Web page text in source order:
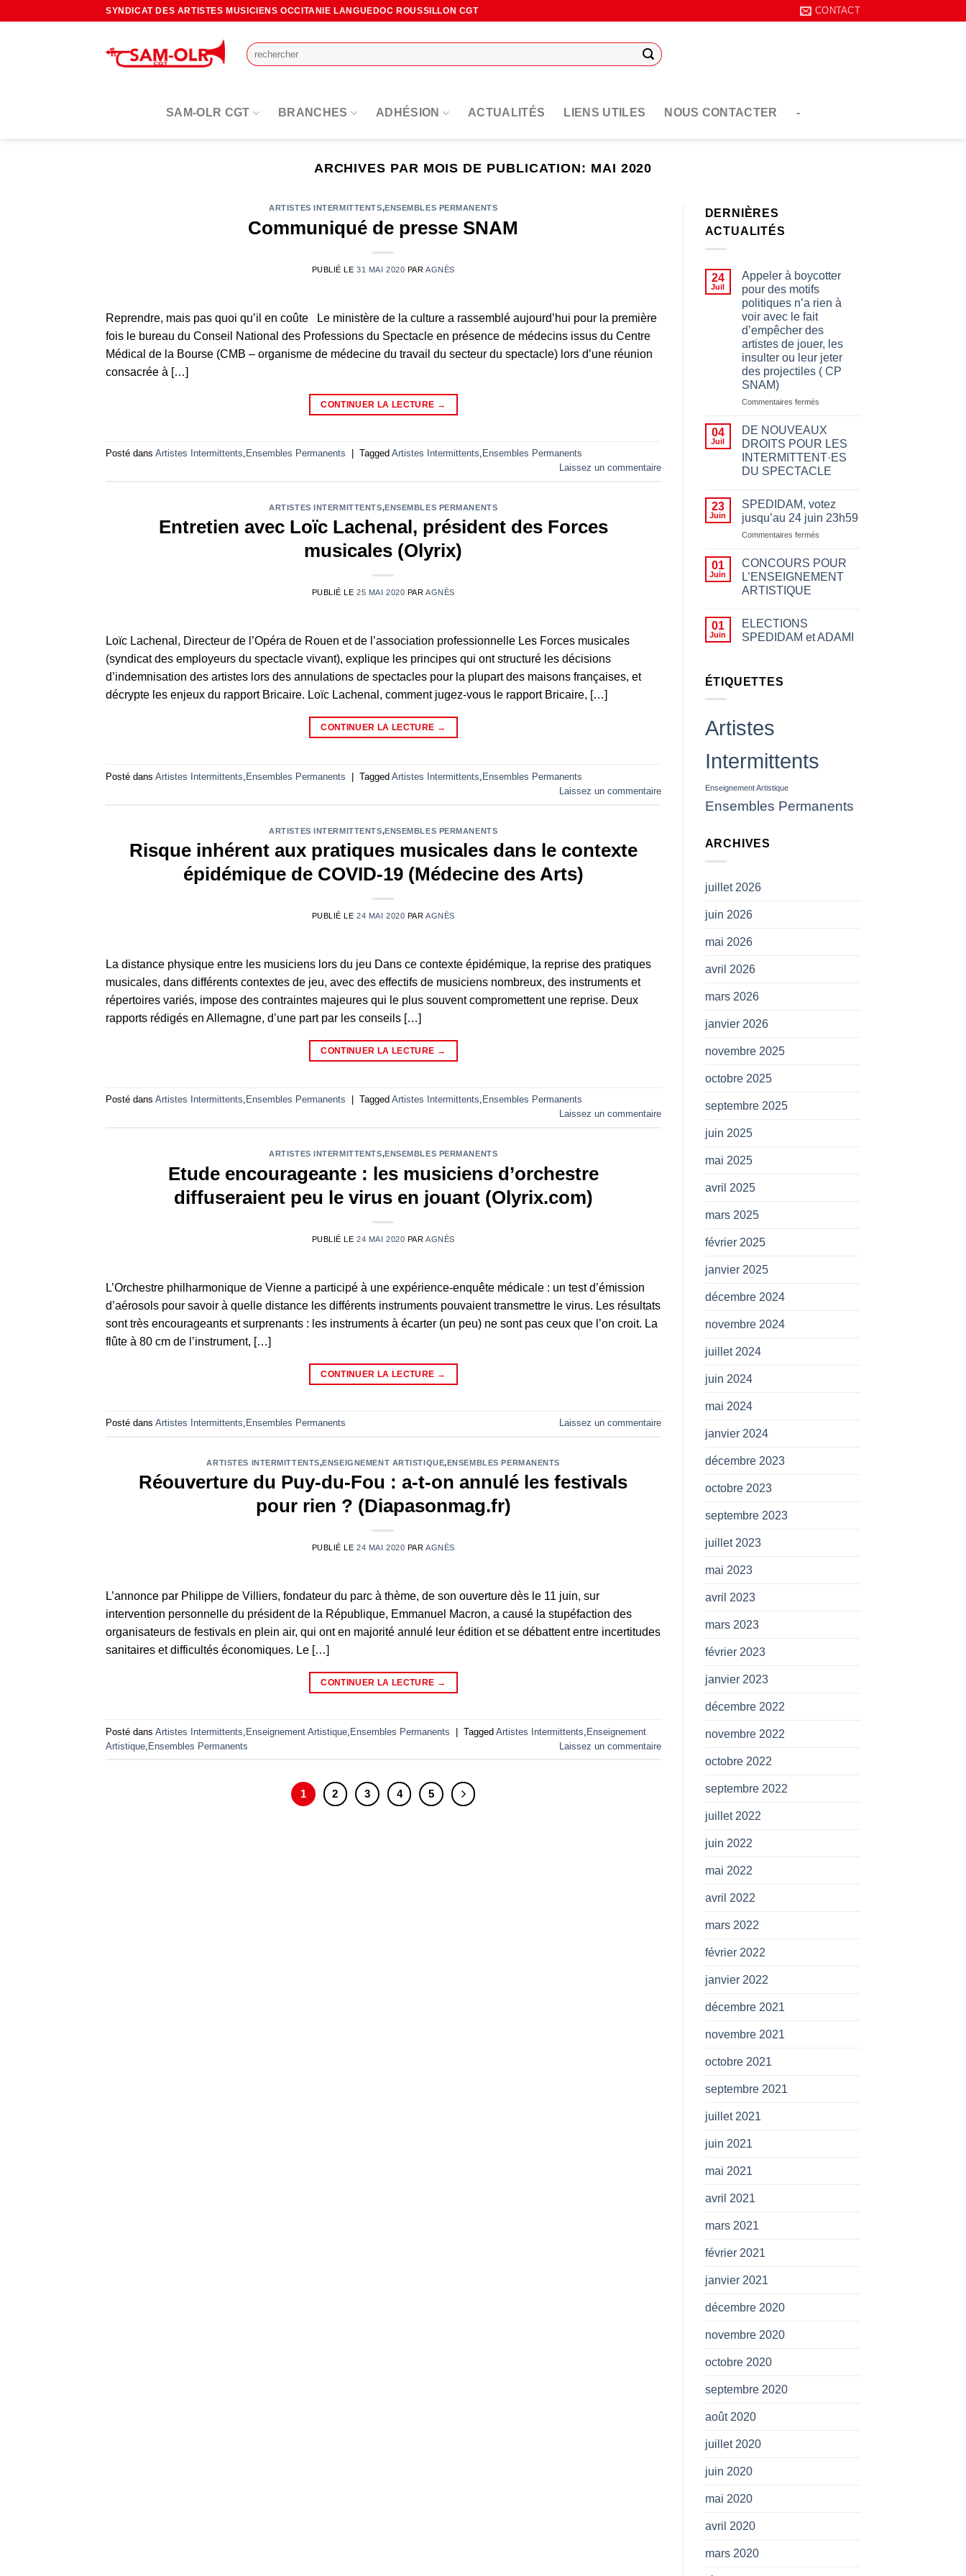
SYNDICAT DES ARTISTES MUSICIENS OCCITANIE LANGUEDOC ROUSSILLON CGT CONTACT
SAM-OLR CGT BRANCHES ADHÉSION ACTUALITÉS LIENS UTILES NOUS CONTACTER -
ARCHIVES PAR MOIS DE PUBLICATION: MAI 2020
ARTISTES INTERMITTENTS,ENSEMBLES PERMANENTS
Communiqué de presse SNAM
PUBLIÉ LE31 MAI 2020 PARAGNÈS
Reprendre, mais pas quoi qu’il en coûte Le ministère de la culture a rassemblé aujourd’hui pour la première
fois le bureau du Conseil National des Professions du Spectacle en présence de médecins issus du Centre
Médical de la Bourse (CMB – organisme de médecine du travail du secteur du spectacle) lors d’une réunion
consacrée à […]
CONTINUER LA LECTURE →
Posté dans Artistes Intermittents, Ensembles Permanents Tagged Artistes Intermittents, Ensembles Permanents
Laissez un commentaire
ARTISTES INTERMITTENTS,ENSEMBLES PERMANENTS
Entretien avec Loïc Lachenal, président des Forces
musicales (Olyrix)
PUBLIÉ LE25 MAI 2020 PARAGNÈS
Loïc Lachenal, Directeur de l’Opéra de Rouen et de l’association professionnelle Les Forces musicales
(syndicat des employeurs du spectacle vivant), explique les principes qui ont structuré les décisions
d’indemnisation des artistes lors des annulations de spectacles pour la plupart des maisons françaises, et
décrypte les enjeux du rapport Bricaire. Loïc Lachenal, comment jugez-vous le rapport Bricaire, […]
CONTINUER LA LECTURE →
Posté dans Artistes Intermittents Ensembles Permanents Tagged Artistes Intermittents Ensembles Permanents
Laissez un commentaire
ARTISTES INTERMITTENTS,ENSEMBLES PERMANENTS
Risque inhérent aux pratiques musicales dans le contexte
épidémique de COVID-19 (Médecine des Arts)
PUBLIÉ LE24 MAI 2020 PARAGNÈS
La distance physique entre les musiciens lors du jeu Dans ce contexte épidémique, la reprise des pratiques
musicales, dans différents contextes de jeu, avec des effectifs de musiciens nombreux, des instruments et
répertoires variés, impose des contraintes majeures qui le plus souvent compromettent une reprise. Deux
rapports rédigés en Allemagne, d’une part par les conseils […]
CONTINUER LA LECTURE →
Posté dans Artistes Intermittents, Ensembles Permanents Tagged Artistes Intermittents, Ensembles Permanents
Laissez un commentaire
ARTISTES INTERMITTENTS,ENSEMBLES PERMANENTS
Etude encourageante : les musiciens d’orchestre
diffuseraient peu le virus en jouant (Olyrix.com)
PUBLIÉ LE24 MAI 2020 PARAGNÈS
L’Orchestre philharmonique de Vienne a participé à une expérience-enquête médicale : un test d’émission
d’aérosols pour savoir à quelle distance les différents instruments pouvaient transmettre le virus. Les résultats
sont très encourageants​ et surprenants : les instruments à écarter (un peu) ne sont pas ceux que l’on croit. La
flûte à 80 cm de l’instrument, […]
CONTINUER LA LECTURE →
Posté dans Artistes Intermittents, Ensembles Permanents Laissez un commentaire
ARTISTES INTERMITTENTS,ENSEIGNEMENT ARTISTIQUE,ENSEMBLES PERMANENTS
Réouverture du Puy-du-Fou : a-t-on annulé les festivals
pour rien ? (Diapasonmag.fr)
PUBLIÉ LE24 MAI 2020 PARAGNÈS
L’annonce par Philippe de Villiers, fondateur du parc à thème, de son ouverture dès le 11 juin, sur
intervention personnelle du président de la République, Emmanuel Macron, a causé la stupéfaction des
organisateurs de festivals en plein air, qui ont en majorité annulé leur édition et se débattent entre incertitudes
sanitaires et difficultés économiques. Le […]
CONTINUER LA LECTURE →
Posté dans Artistes Intermittents Enseignement Artistique Ensembles Permanents Tagged Artistes Intermittents Enseignement
Artistique Ensembles Permanents Laissez un commentaire
1 2 3 4 5
DERNIÈRES
ACTUALITÉS
24
Juil
Appeler à boycotter
pour des motifs
politiques n’a rien à
voir avec le fait
d’empêcher des
artistes de jouer, les
insulter ou leur jeter
des projectiles ( CP
SNAM)
Commentaires ferméssur
à
boycotter
pour
des
motifs
n’a
rien
à
voir
le
fait
les
04
Juil
DE NOUVEAUX
DROITS POUR LES
INTERMITTENT·ES
DU SPECTACLE
23
Juin
SPEDIDAM, votez
jusqu’au 24 juin 23h59
Commentaires ferméssur
votez
jusqu’au
24
01
Juin
CONCOURS POUR
L’ENSEIGNEMENT
ARTISTIQUE
01
Juin
ELECTIONS
SPEDIDAM et ADAMI
ÉTIQUETTES
Artistes
Intermittents
Enseignement Artistique
Ensembles Permanents
ARCHIVES
juillet 2026
juin 2026
mai 2026
avril 2026
mars 2026
janvier 2026
novembre 2025
octobre 2025
septembre 2025
juin 2025
mai 2025
avril 2025
mars 2025
février 2025
janvier 2025
décembre 2024
novembre 2024
juillet 2024
juin 2024
mai 2024
janvier 2024
décembre 2023
octobre 2023
septembre 2023
juillet 2023
mai 2023
avril 2023
mars 2023
février 2023
janvier 2023
décembre 2022
novembre 2022
octobre 2022
septembre 2022
juillet 2022
juin 2022
mai 2022
avril 2022
mars 2022
février 2022
janvier 2022
décembre 2021
novembre 2021
octobre 2021
septembre 2021
juillet 2021
juin 2021
mai 2021
avril 2021
mars 2021
février 2021
janvier 2021
décembre 2020
novembre 2020
octobre 2020
septembre 2020
août 2020
juillet 2020
juin 2020
mai 2020
avril 2020
mars 2020